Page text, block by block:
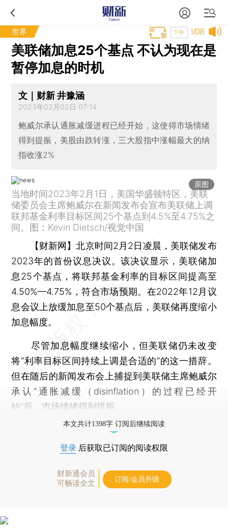
世界 试听
T中
美联储加息25个基点 不认为现在是
暂停加息的时机
文｜财新 井豫涵
2023年02月02日 07:14
鲍威尔承认通胀减缓进程已经开始，这使得市场情绪
得到提振，美股由跌转涨，三大股指中涨幅最大的纳
指收涨2%
原图
当地时间2023年2月1日，美国华盛顿特区，美联
储委员会主席鲍威尔在新闻发布会宣布美联储上调
联邦基金利率目标区间25个基点到4.5%至4.75%之
间。图：Kevin Dietsch/视觉中国
【财新网】北京时间2月2日凌晨，美联储发布
2023年的首份议息决议。该决议显示，美联储加
息25个基点，将联邦基金利率的目标区间提高至
4.50%—4.75%，符合市场预期。在2022年12月议
息会议上放缓加息至50个基点后，美联储再度缩小
加息幅度。
尽管加息幅度继续缩小，但美联储仍未改变
将“利率目标区间持续上调是合适的”的这一措辞。
但在随后的新闻发布会上捕捉到美联储主席鲍威尔
承认“通胀减缓（disinflation）的过程已经开
始”后，市场情绪得到提振。
本文共计1398字 订阅后继续阅读
登录 后获取已订阅的阅读权限
财新通会员
可畅读全文
订阅/会员升级